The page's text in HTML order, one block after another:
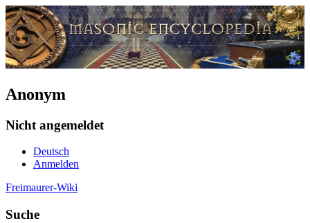
Anonym
Nicht angemeldet
Deutsch
Anmelden
Freimaurer-Wiki
Suche